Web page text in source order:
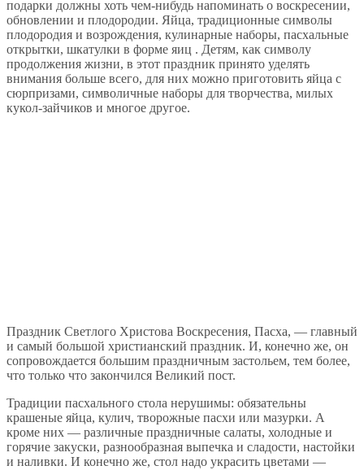
подарки должны хоть чем-нибудь напоминать о воскресении,
обновлении и плодородии. Яйца, традиционные символы
плодородия и возрождения, кулинарные наборы, пасхальные
открытки, шкатулки в форме яиц . Детям, как символу
продолжения жизни, в этот праздник принято уделять
внимания больше всего, для них можно приготовить яйца с
сюрпризами, символичные наборы для творчества, милых
кукол-зайчиков и многое другое.
Праздник Светлого Христова Воскресения, Пасха, — главный
и самый большой христианский праздник. И, конечно же, он
сопровождается большим праздничным застольем, тем более,
что только что закончился Великий пост.
Традиции пасхального стола нерушимы: обязательны
крашеные яйца, кулич, творожные пасхи или мазурки. А
кроме них — различные праздничные салаты, холодные и
горячие закуски, разнообразная выпечка и сладости, настойки
и наливки. И конечно же, стол надо украсить цветами —